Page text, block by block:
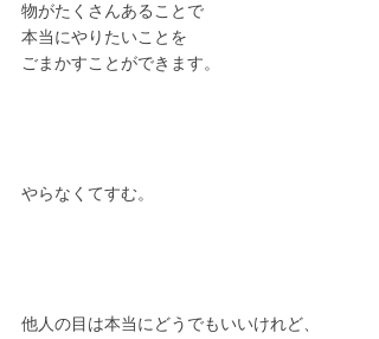
物がたくさんあることで
本当にやりたいことを
ごまかすことができます。
やらなくてすむ。
他人の目は本当にどうでもいいけれど、